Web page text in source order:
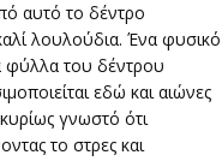
αυτό το δέντρο
λουλούδια. Ένα φυσικό
φύλλα του δέντρου
εδώ και αιώνες
γνωστό ότι
το στρες και